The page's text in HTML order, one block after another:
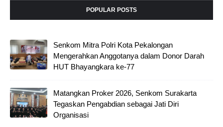
POPULAR POSTS
Senkom Mitra Polri Kota Pekalongan
Mengerahkan Anggotanya dalam Donor Darah
HUT Bhayangkara ke-77
Matangkan Proker 2026, Senkom Surakarta
Tegaskan Pengabdian sebagai Jati Diri
Organisasi